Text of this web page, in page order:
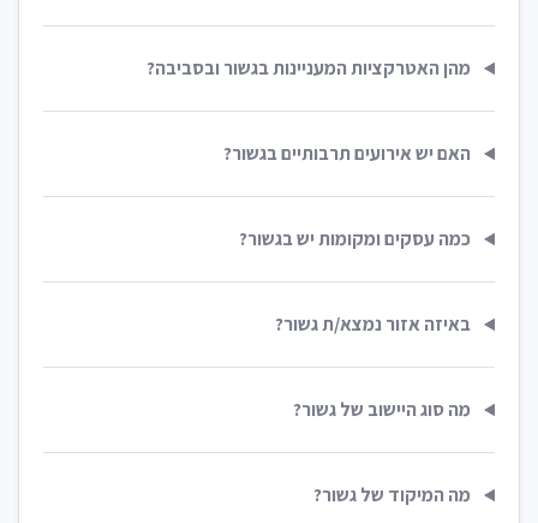
מהן האטרקציות המעניינות בגשור ובסביבה?
האם יש אירועים תרבותיים בגשור?
כמה עסקים ומקומות יש בגשור?
באיזה אזור נמצא/ת גשור?
מה סוג היישוב של גשור?
מה המיקוד של גשור?